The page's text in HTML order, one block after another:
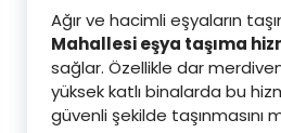
Ağır ve hacimli eşyaların
Mahallesi eşya taşıma
sağlar. Özellikle dar
yüksek katlı binalarda bu
güvenli şekilde taşınmasını